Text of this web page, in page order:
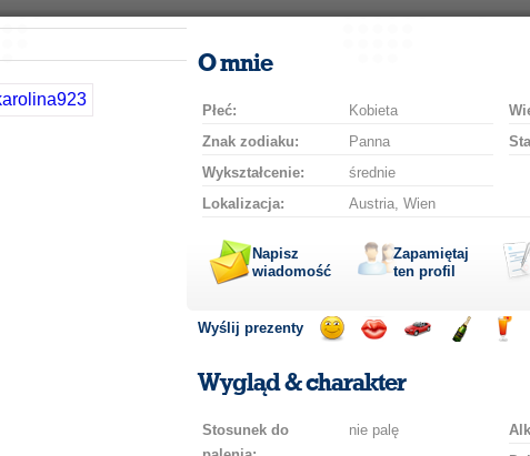
O mnie
Płeć: Kobieta
Znak zodiaku:
Panna
Wykształcenie:
średnie
Lokalizacja:
Austria, Wien
Napisz
wiadomość
Zapamiętaj
ten profil
Wyślij prezenty
uśmiechbuziaka
Wygląd & charakter
Stosunek do
nie palę